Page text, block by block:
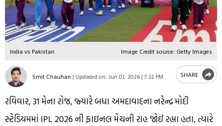
India vs Pakistan Image Credit source: Getty Images
Smit Chauhan | Updated on: Jun 01, 2026 | 7:32 PM SHARE
રવિવાર, 31 મેના રોજ, જ્યારે બધા અમદાવાદના નરેન્દ્ર મોદી
સ્ટેડિયમમાં IPL 2026 ની ફાઇનલ મેચની રાહ જોઈ રહ્યા હતા, ત્યારે